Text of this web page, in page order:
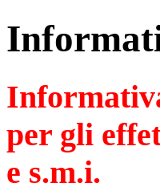
per gli
e s.m.i.